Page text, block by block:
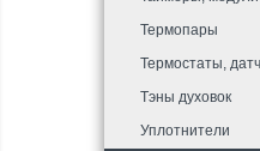
Термопары
Термостаты,
Тэны духовок
Уплотнители